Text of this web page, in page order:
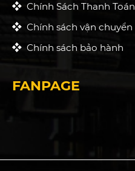
Chính Sách Thanh Toán
Chính sách vận chuyển
Chính sách bảo hành
FANPAGE